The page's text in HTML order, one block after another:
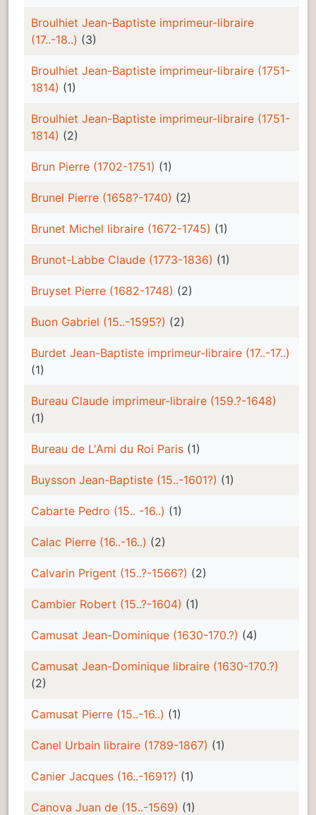
Broulhiet Jean-Baptiste imprimeur-libraire
(17..-18..) (3)
Broulhiet Jean-Baptiste imprimeur-libraire (1751-
1814) (1)
Broulhiet Jean-Baptiste imprimeur-libraire (1751-
1814) (2)
Brun Pierre (1702-1751) (1)
Brunel Pierre (1658?-1740) (2)
Brunet Michel libraire (1672-1745) (1)
Brunot-Labbe Claude (1773-1836) (1)
Bruyset Pierre (1682-1748) (2)
Buon Gabriel (15..-1595?) (2)
Burdet Jean-Baptiste imprimeur-libraire (17..-17..)
(1)
Bureau Claude imprimeur-libraire (159.?-1648)
(1)
Bureau de L'Ami du Roi Paris (1)
Buysson Jean-Baptiste (15..-1601?) (1)
Cabarte Pedro (15.. -16..) (1)
Calac Pierre (16..-16..) (2)
Calvarin Prigent (15..?-1566?) (2)
Cambier Robert (15..?-1604) (1)
Camusat Jean-Dominique (1630-170.?) (4)
Camusat Jean-Dominique libraire (1630-170.?)
(2)
Camusat Pierre (15..-16..) (1)
Canel Urbain libraire (1789-1867) (1)
Canier Jacques (16..-1691?) (1)
Canova Juan de (15..-1569) (1)